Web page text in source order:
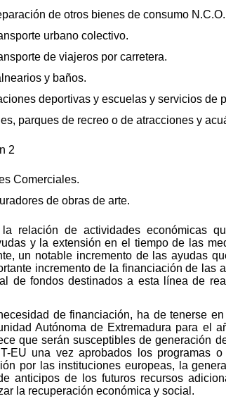
de otros bienes de consumo
urbano colectivo.
de viajeros por carretera.
y baños.
deportivas y escuelas y servicios de
parques de recreo o de atracciones y
2
Comerciales.
de obras de arte.
relación de actividades económicas
y la extensión en el tiempo de las
un notable incremento de las ayudas
incremento de la financiación de
de fondos destinados a esta línea de
de financiación, ha de tenerse
Autónoma de Extremadura para el
que serán susceptibles de generación
EU una vez aprobados los programas
por las instituciones europeas, la
anticipos de los futuros recursos
la recuperación económica y social.